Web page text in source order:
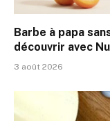
Barbe à papa
découvrir avec
3 août 2026